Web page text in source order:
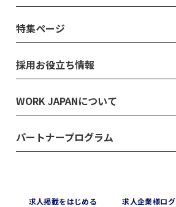
特集ページ
採用お役立ち情報
WORK JAPANについて
パートナープログラム
求⼈掲載をはじめる 求⼈企業様ロ